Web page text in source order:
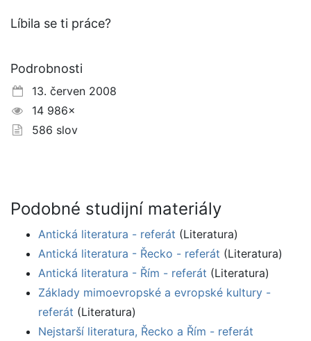
Líbila se ti práce?
Podrobnosti
13. červen 2008
14 986×
586 slov
Podobné studijní materiály
Antická literatura - referát (Literatura)
Antická literatura - Řecko - referát (Literatura)
Antická literatura - Řím - referát (Literatura)
Základy mimoevropské a evropské kultury -
referát (Literatura)
Nejstarší literatura, Řecko a Řím - referát